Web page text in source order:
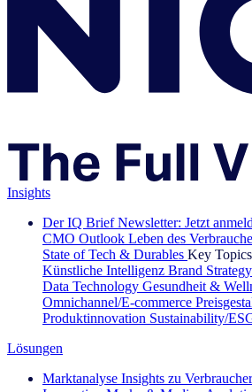
Insights
Der IQ Brief Newsletter: Jetzt
CMO Outlook Leben des
State of Tech & Durables Key Topics
Künstliche Intelligenz Brand Strategy
Data Technology Gesundheit &
Omnichannel/E-commerce
Produktinnovation Sustainability/
Lösungen
Marktanalyse Insights zu